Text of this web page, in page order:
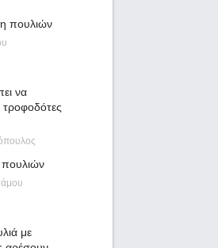
πουλιών
να
τροφοδότες
με